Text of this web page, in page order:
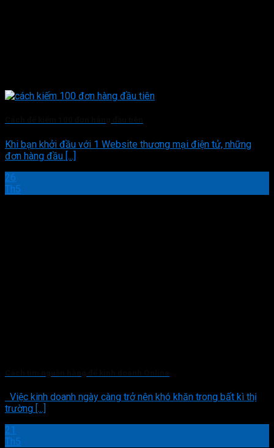
Khi bạn khởi đầu với 1 Website thương mại điện tử, những
đơn hàng đầu [...]
26
Th5
Việc kinh doanh ngày càng trở nên khó khăn trong bất kì thị
trường [...]
21
Th5